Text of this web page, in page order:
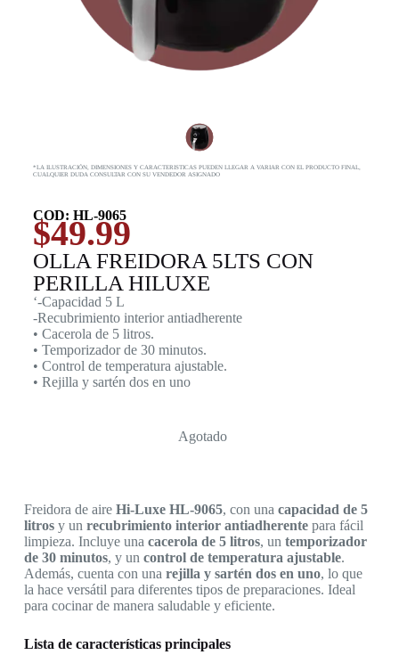
*LA ILUSTRACIÓN, DIMENSIONES Y CARACTERISTICAS PUEDEN LLEGAR A VARIAR CON EL PRODUCTO FINAL,
CUALQUIER DUDA CONSULTAR CON SU VENDEDOR ASIGNADO
COD: HL-9065
$49.99
OLLA FREIDORA 5LTS CON
PERILLA HILUXE
‘-Capacidad 5 L
-Recubrimiento interior antiadherente
• Cacerola de 5 litros.
• Temporizador de 30 minutos.
• Control de temperatura ajustable.
• Rejilla y sartén dos en uno
Agotado
Freidora de aire Hi-Luxe HL-9065, con una capacidad de 5
litrosy un recubrimiento interior antiadherentepara fácil
limpieza. Incluye una cacerola de 5 litros, un temporizador
de 30 minutos, y un control de temperatura ajustable.
Además, cuenta con una rejilla y sartén dos en uno, lo que
la hace versátil para diferentes tipos de preparaciones. Ideal
para cocinar de manera saludable y eficiente.
Lista de características principales